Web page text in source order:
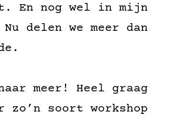
En nog wel in mijn
delen we meer dan
meer! Heel graag
zo’n soort workshop